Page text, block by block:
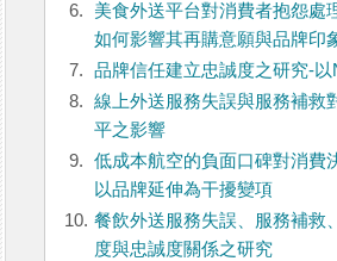
6.
美食外送平台對消費者抱怨處
如何影響其再購意願與品牌印
7.
品牌信任建立忠誠度之研究-以
8.
線上外送服務失誤與服務補救
平之影響
9.
低成本航空的負面口碑對消費
以品牌延伸為干擾變項
10. 餐飲外送服務失誤、服務補救
度與忠誠度關係之研究